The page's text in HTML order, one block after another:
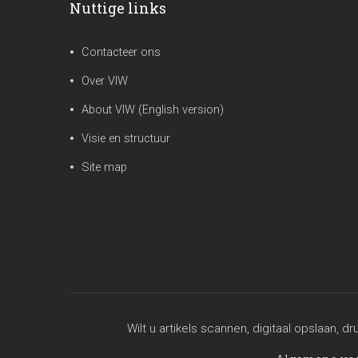
Nuttige links
Contacteer ons
Over VIW
About VIW (English version)
Visie en structuur
Site map
Wilt u artikels scannen, digitaal opslaan,